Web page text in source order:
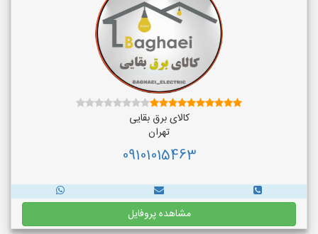
کالای برق بقایی
تهران
09101015463
مشاهده پروفایل